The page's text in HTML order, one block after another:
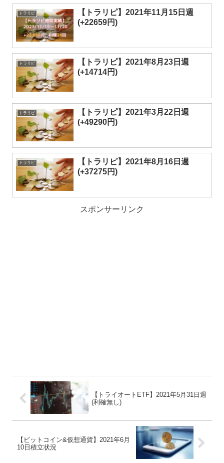
トラリピ
【トラリピ】2021年11月15日週
(+22659円)
トラリピ
【トラリピ】2021年8月23日週
(+14714円)
トラリピ
【トラリピ】2021年3月22日週
(+49290円)
トラリピ
【トラリピ】2021年8月16日週
(+37275円)
スポンサーリンク
【トライオートETF】2021年5月31日週
(利確無し)
【ビットコイン&仮想通貨】2021年6月
10日積立状況